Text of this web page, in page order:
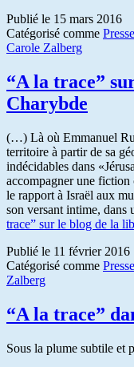
Publié le 15 mars 2016
Catégorisé comme Presse
Carole Zalberg
“A la trace”
Charybde
(…) Là où Emmanuel
territoire à partir de sa
indécidables dans
accompagner une fiction
le rapport à Israël aux
son versant intime,
trace” sur le blog de la
Publié le 11 février 2016
Catégorisé comme
Zalberg
“A la trace”
Sous la plume subtile et